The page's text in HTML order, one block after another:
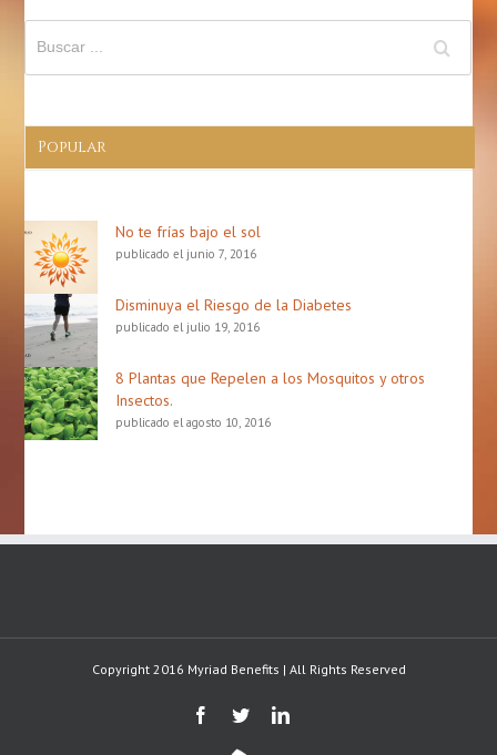
Popular
No te frías bajo el sol
publicado el junio 7, 2016
Disminuya el Riesgo de la Diabetes
publicado el julio 19, 2016
8 Plantas que Repelen a los Mosquitos y otros
Insectos.
publicado el agosto 10, 2016
Copyright 2016 Myriad Benefits | All Rights Reserved